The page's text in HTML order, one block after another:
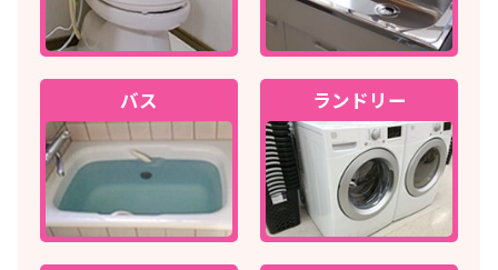
バス ランドリー